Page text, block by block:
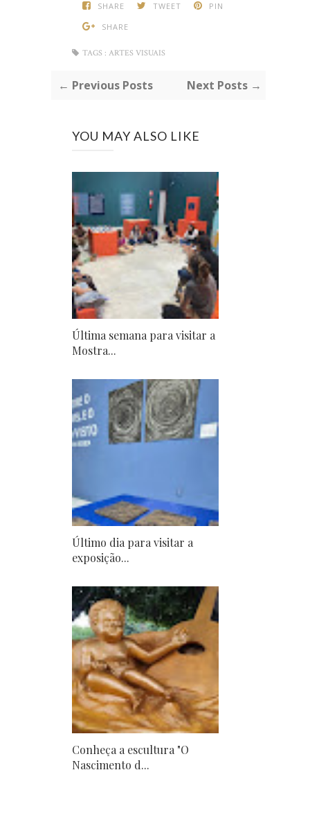
SHARE TWEET
PIN
SHARE
TAGS : ARTES VISUAIS
← Previous Posts Next Posts →
YOU MAY ALSO LIKE
Última semana para visitar a
Mostra...
Último dia para visitar a
exposição...
Conheça a escultura "O
Nascimento d...